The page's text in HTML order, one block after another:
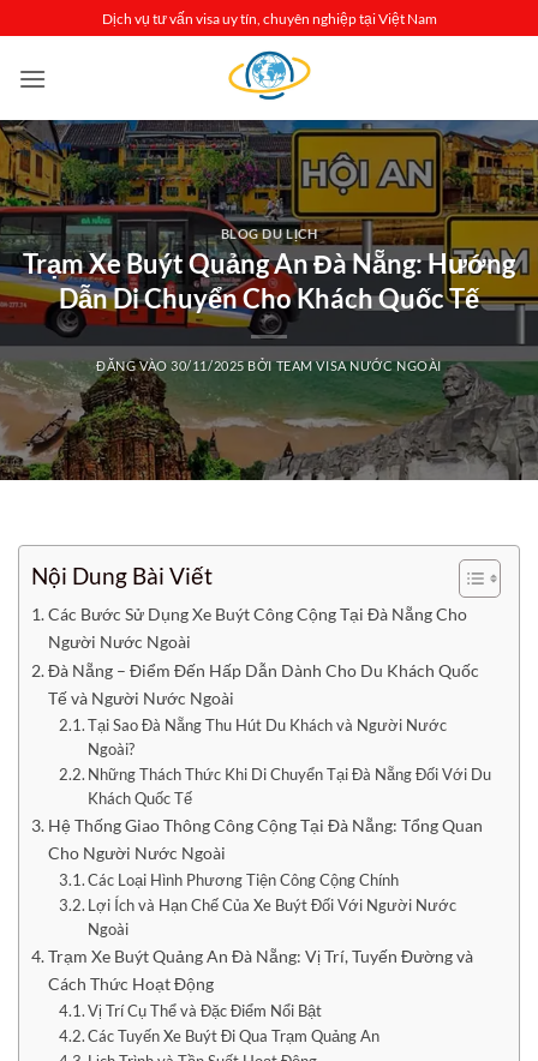
qua
nội
Dịch vụ tư vấn visa uy tín, chuyên nghiệp tại Việt Nam
BLOG DU LỊCH
Trạm Xe Buýt Quảng An Đà Nẵng: Hướng
Dẫn Di Chuyển Cho Khách Quốc Tế
ĐĂNG VÀO30/11/2025 BỞITEAM VISA NƯỚC NGOÀI
Nội Dung Bài Viết
Các Bước Sử Dụng Xe Buýt Công Cộng Tại Đà Nẵng Cho
Người Nước Ngoài
Đà Nẵng – Điểm Đến Hấp Dẫn Dành Cho Du Khách Quốc
Tế và Người Nước Ngoài
Tại Sao Đà Nẵng Thu Hút Du Khách và Người Nước
Ngoài?
Những Thách Thức Khi Di Chuyển Tại Đà Nẵng Đối Với Du
Khách Quốc Tế
Hệ Thống Giao Thông Công Cộng Tại Đà Nẵng: Tổng Quan
Cho Người Nước Ngoài
Các Loại Hình Phương Tiện Công Cộng Chính
Lợi Ích và Hạn Chế Của Xe Buýt Đối Với Người Nước
Ngoài
Trạm Xe Buýt Quảng An Đà Nẵng: Vị Trí, Tuyến Đường và
Cách Thức Hoạt Động
Vị Trí Cụ Thể và Đặc Điểm Nổi Bật
Các Tuyến Xe Buýt Đi Qua Trạm Quảng An